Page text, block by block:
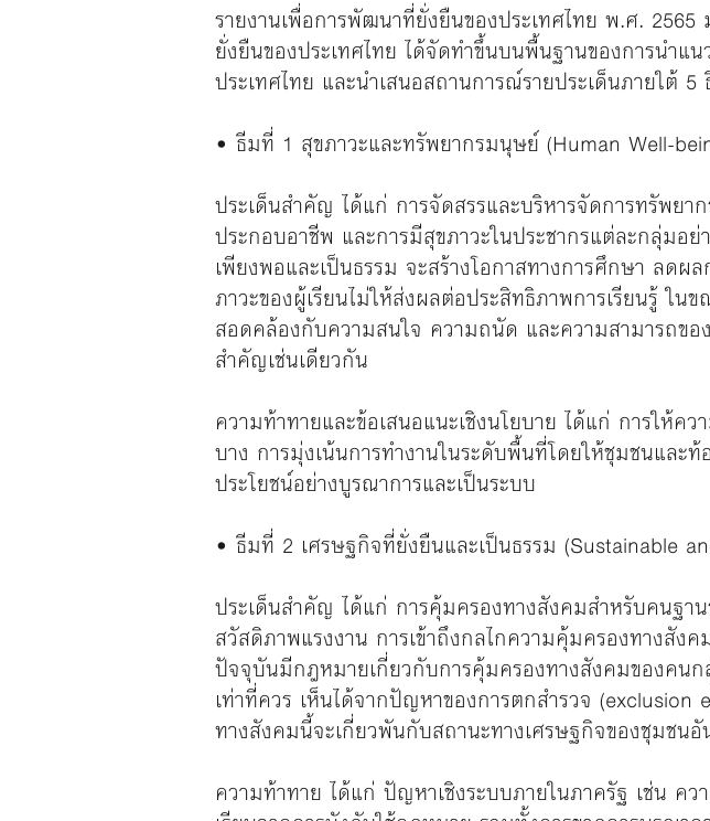
รายงานเพื่อการพัฒนาที่ยั่งยืนของประเทศไทย พ.ศ.
ยั่งยืนของประเทศไทย ได้จัดทำขึ้นบนพื้นฐานของการนำ
ประเทศไทย และนำเสนอสถานการณ์รายประเด็นภายใต้ 5
• ธีมที่ 1 สุขภาวะและทรัพยากรมนุษย์ (Human Well-
ประเด็นสำคัญ ได้แก่ การจัดสรรและบริหารจัดการทรัพย
ประกอบอาชีพ และการมีสุขภาวะในประชากรแต่ละกลุ่มอ
เพียงพอและเป็นธรรม จะสร้างโอกาสทางการศึกษา ล
ภาวะของผู้เรียนไม่ให้ส่งผลต่อประสิทธิภาพการเรียนรู้ ใ
สอดคล้องกับความสนใจ ความถนัด และความสามารถขอ
สำคัญเช่นเดียวกัน
ความท้าทายและข้อเสนอแนะเชิงนโยบาย ได้แก่ การให้
บาง การมุ่งเน้นการทำงานในระดับพื้นที่โดยให้ชุมชนและ
ประโยชน์อย่างบูรณาการและเป็นระบบ
• ธีมที่ 2 เศรษฐกิจที่ยั่งยืนและเป็นธรรม (Sustainable
ประเด็นสำคัญ ได้แก่ การคุ้มครองทางสังคมสําหรับคนฐ
สวัสดิภาพแรงงาน การเข้าถึงกลไกความคุ้มครองทางสัง
ปัจจุบันมีกฎหมายเกี่ยวกับการคุ้มครองทางสังคมของคน
เท่าที่ควร เห็นได้จากปัญหาของการตกสํารวจ
ทางสังคมนี้จะเกี่ยวพันกับสถานะทางเศรษฐกิจของชุมชน
ความท้าทาย ได้แก่ ปัญหาเชิงระบบภายในภาครัฐ เช่น ค